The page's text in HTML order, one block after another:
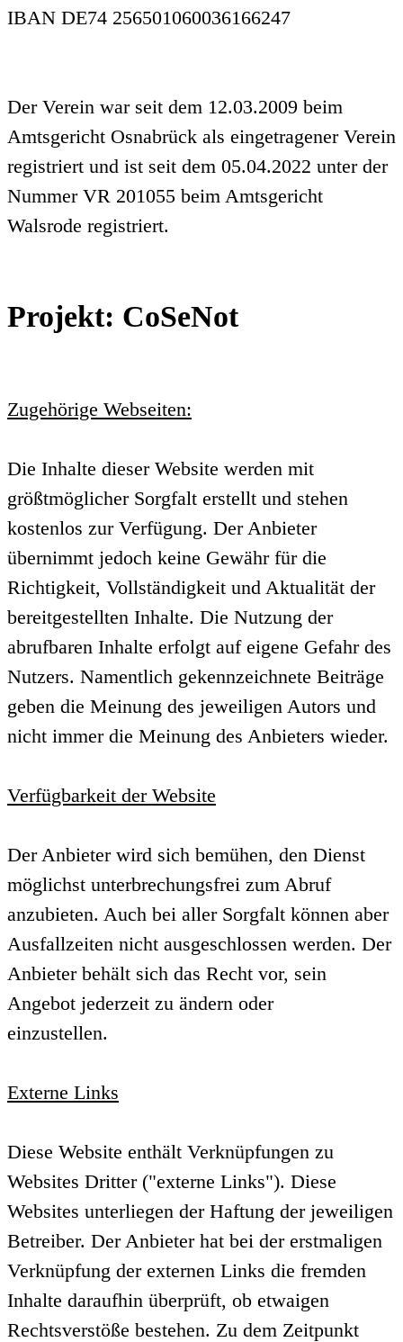
IBAN DE74 256501060036166247
Der Verein war seit dem 12.03.2009 beim
Amtsgericht Osnabrück als eingetragener Verein
registriert und ist seit dem 05.04.2022 unter der
Nummer VR 201055 beim Amtsgericht
Walsrode registriert.
Projekt: CoSeNot
Zugehörige Webseiten:
Die Inhalte dieser Website werden mit
größtmöglicher Sorgfalt erstellt und stehen
kostenlos zur Verfügung. Der Anbieter
übernimmt jedoch keine Gewähr für die
Richtigkeit, Vollständigkeit und Aktualität der
bereitgestellten Inhalte. Die Nutzung der
abrufbaren Inhalte erfolgt auf eigene Gefahr des
Nutzers. Namentlich gekennzeichnete Beiträge
geben die Meinung des jeweiligen Autors und
nicht immer die Meinung des Anbieters wieder.
Verfügbarkeit der Website
Der Anbieter wird sich bemühen, den Dienst
möglichst unterbrechungsfrei zum Abruf
anzubieten. Auch bei aller Sorgfalt können aber
Ausfallzeiten nicht ausgeschlossen werden. Der
Anbieter behält sich das Recht vor, sein
Angebot jederzeit zu ändern oder
einzustellen.
Externe Links
Diese Website enthält Verknüpfungen zu
Websites Dritter ("externe Links"). Diese
Websites unterliegen der Haftung der jeweiligen
Betreiber. Der Anbieter hat bei der erstmaligen
Verknüpfung der externen Links die fremden
Inhalte daraufhin überprüft, ob etwaigen
Rechtsverstöße bestehen. Zu dem Zeitpunkt